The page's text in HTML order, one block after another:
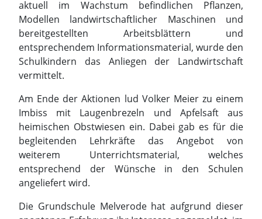
Am Ende der Aktionen lud Volker Meier zu einem
Imbiss mit Laugenbrezeln und Apfelsaft aus
heimischen Obstwiesen ein. Dabei gab es für die
begleitenden Lehrkräfte das Angebot von
weiterem Unterrichtsmaterial, welches
entsprechend der Wünsche in den Schulen
angeliefert wird.
Die Grundschule Melverode hat aufgrund dieser
spontanen Erfahrung ihr Interesse angemeldet, im
Jahr 2027 zur Lehrpfadinformation in Mascherode
offiziell eingeladen zu werden. Dass GS
Mascheroder Holz sowie die RS John-F.-Kennedy-
Platz nächstes Jahr teilnehmen werden, ist fest
vereinbart.